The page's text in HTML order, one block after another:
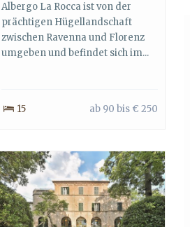
Albergo La Rocca ist von der
prächtigen Hügellandschaft
zwischen Ravenna und Florenz
umgeben und befindet sich im...
15 ab 90 bis € 250